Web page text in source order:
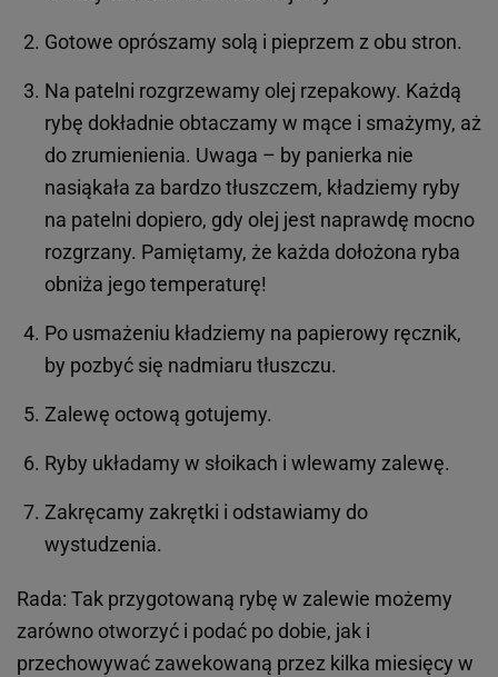
Gotowe oprószamy solą i pieprzem z obu stron.
Na patelni rozgrzewamy olej rzepakowy. Każdą
rybę dokładnie obtaczamy w mące i smażymy, aż
do zrumienienia. Uwaga – by panierka nie
nasiąkała za bardzo tłuszczem, kładziemy ryby
na patelni dopiero, gdy olej jest naprawdę mocno
rozgrzany. Pamiętamy, że każda dołożona ryba
obniża jego temperaturę!
Po usmażeniu kładziemy na papierowy ręcznik,
by pozbyć się nadmiaru tłuszczu.
Zalewę octową gotujemy.
Ryby układamy w słoikach i wlewamy zalewę.
Zakręcamy zakrętki i odstawiamy do
wystudzenia.
Rada: Tak przygotowaną rybę w zalewie możemy
zarówno otworzyć i podać po dobie, jak i
przechowywać zawekowaną przez kilka miesięcy w